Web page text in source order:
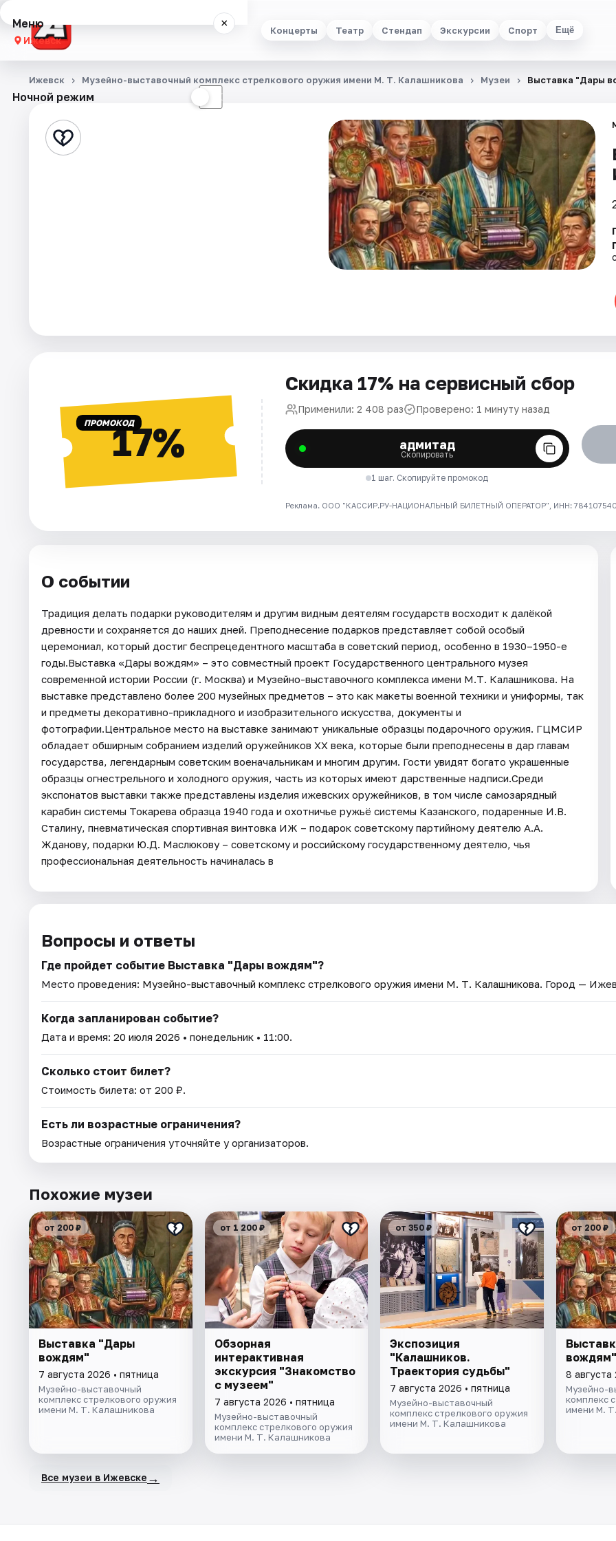
Концерты Театр Стендап Экскурсии Спорт Ещё
Меню ×
Ижевск
Концерты
Стендап
Ночной режим ☾
Ижевск Музейно-выставочный комплекс стрелкового оружия имени М. Т. Калашникова Музеи Выставка "Дары
ПРОМОКОД17%
Скидка 17% на сервисный сбор
Применили: 2 408 раз Проверено: 1 минуту назад
адмитад
Скопировать
1 шаг. Скопируйте промокод
Реклама. ООО "КАССИР.РУ-НАЦИОНАЛЬНЫЙ БИЛЕТНЫЙ ОПЕРАТОР", ИНН: 7841075409
О событии
Традиция делать подарки руководителям и другим видным деятелям государств восходит к далёкой
древности и сохраняется до наших дней. Преподнесение подарков представляет собой особый
церемониал, который достиг беспрецедентного масштаба в советский период, особенно в 1930–1950-е
годы.Выставка «Дары вождям» – это совместный проект Государственного центрального музея
современной истории России (г. Москва) и Музейно-выставочного комплекса имени М.Т. Калашникова. На
выставке представлено более 200 музейных предметов – это как макеты военной техники и униформы, так
и предметы декоративно-прикладного и изобразительного искусства, документы и
фотографии.Центральное место на выставке занимают уникальные образцы подарочного оружия. ГЦМСИР
обладает обширным собранием изделий оружейников ХХ века, которые были преподнесены в дар главам
государства, легендарным советским военачальникам и многим другим. Гости увидят богато украшенные
образцы огнестрельного и холодного оружия, часть из которых имеют дарственные надписи.Среди
экспонатов выставки также представлены изделия ижевских оружейников, в том числе самозарядный
карабин системы Токарева образца 1940 года и охотничье ружьё системы Казанского, подаренные И.В.
Сталину, пневматическая спортивная винтовка ИЖ – подарок советскому партийному деятелю А.А.
Жданову, подарки Ю.Д. Маслюкову – советскому и российскому государственному деятелю, чья
профессиональная деятельность начиналась в
Вопросы и ответы
Где пройдет событие Выставка "Дары вождям"?
Место проведения: Музейно-выставочный комплекс стрелкового оружия имени М. Т. Калашникова. Город —
Когда запланирован событие?
Дата и время: 20 июля 2026 • понедельник • 11:00.
Сколько стоит билет?
Стоимость билета: от 200 ₽.
Есть ли возрастные ограничения?
Возрастные ограничения уточняйте у организаторов.
Похожие музеи
от 200 ₽
Выставка "Дары
вождям"
7 августа 2026 • пятница
Музейно-выставочный
комплекс стрелкового оружия
имени М. Т. Калашникова
от 1 200 ₽
Обзорная
интерактивная
экскурсия "Знакомство
с музеем"
7 августа 2026 • пятница
Музейно-выставочный
комплекс стрелкового оружия
имени М. Т. Калашникова
от 350 ₽
Экспозиция
"Калашников.
Траектория судьбы"
7 августа 2026 • пятница
Музейно-выставочный
комплекс стрелкового оружия
имени М. Т. Калашникова
от 200 ₽
вождям"
8 августа
Музейно-
комплекс
имени М.
Все музеи в Ижевске →